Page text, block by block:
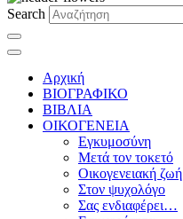
Search
Αρχική
ΒΙΟΓΡΑΦΙΚΟ
ΒΙΒΛΙΑ
ΟΙΚΟΓΕΝΕΙΑ
Εγκυμοσύνη
Μετά τον τοκετό
Οικογενειακή ζωή
Στον ψυχολόγο
Σας ενδιαφέρει…